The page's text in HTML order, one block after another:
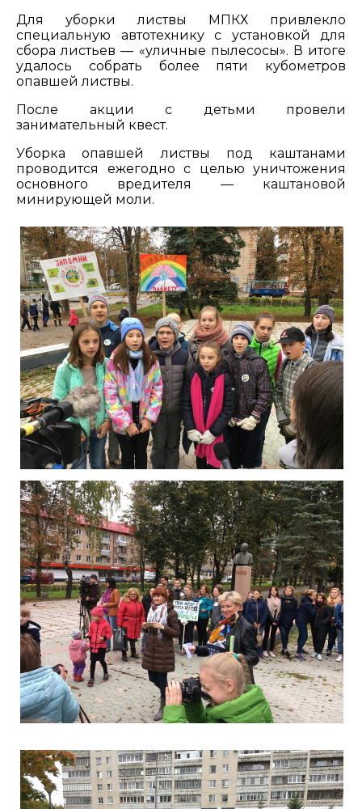
Для уборки листвы МПКХ привлекло
специальную автотехнику с установкой для
сбора листьев — «уличные пылесосы». В итоге
удалось собрать более пяти кубометров
опавшей листвы.
После акции с детьми провели
занимательный квест.
Уборка опавшей листвы под каштанами
проводится ежегодно с целью уничтожения
основного вредителя — каштановой
минирующей моли.